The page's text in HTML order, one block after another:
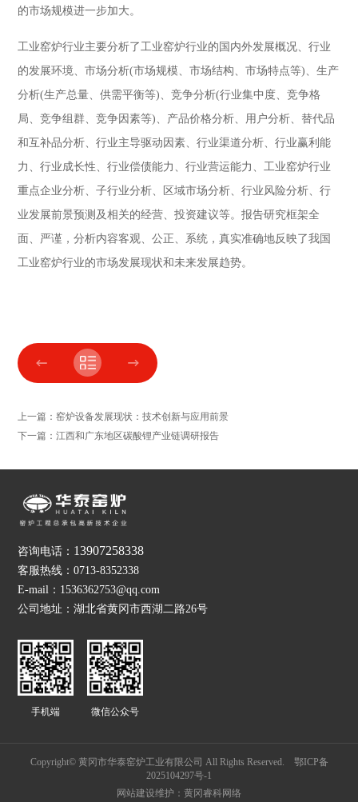
的市场规模进一步加大。
工业窑炉行业主要分析了工业窑炉行业的国内外发展概况、行业
的发展环境、市场分析(市场规模、市场结构、市场特点等)、生产
分析(生产总量、供需平衡等)、竞争分析(行业集中度、竞争格
局、竞争组群、竞争因素等)、产品价格分析、用户分析、替代品
和互补品分析、行业主导驱动因素、行业渠道分析、行业赢利能
力、行业成长性、行业偿债能力、行业营运能力、工业窑炉行业
重点企业分析、子行业分析、区域市场分析、行业风险分析、行
业发展前景预测及相关的经营、投资建议等。报告研究框架全
面、严谨，分析内容客观、公正、系统，真实准确地反映了我国
工业窑炉行业的市场发展现状和未来发展趋势。
上一篇：窑炉设备发展现状：技术创新与应用前景
下一篇：江西和广东地区碳酸锂产业链调研报告
咨询电话： 13907258338
客服热线：0713-8352338
E-mail：1536362753@qq.com
公司地址：湖北省黄冈市西湖二路26号
手机端 微信公众号
Copyright© 黄冈市华泰窑炉工业有限公司 All Rights Reserved.
鄂ICP备
2025104297号-1
网站建设维护：黄冈睿科网络